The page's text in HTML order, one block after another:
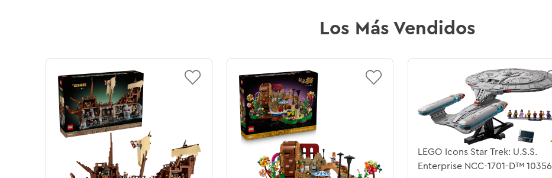
Los Más Vendidos
LEGO Icons Star Trek: U.S.S.
Enterprise NCC-1701-D™ 10356